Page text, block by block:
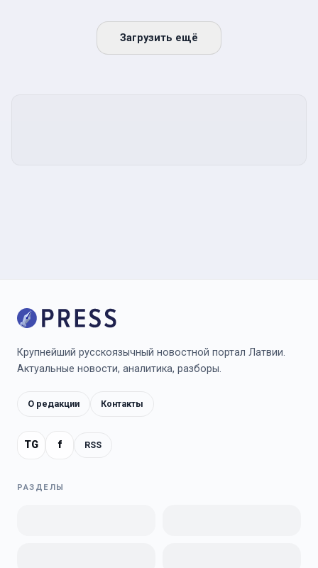
Загрузить ещё
Крупнейший русскоязычный новостной портал Латвии.
Актуальные новости, аналитика, разборы.
О редакции Контакты
TG f RSS
РАЗДЕЛЫ